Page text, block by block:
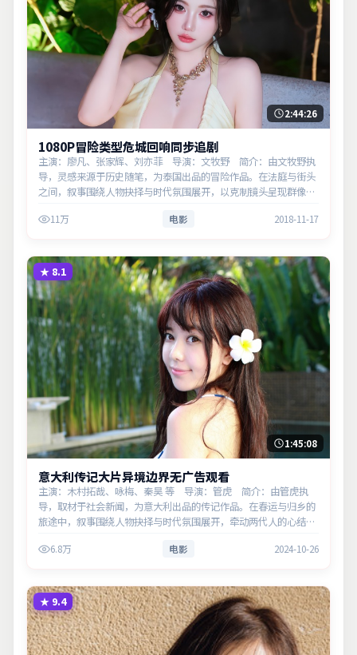
2:44:26
1080P冒险类型危城回响同步追剧
主演：廖凡、张家辉、刘亦菲 导演：文牧野 简介：由文牧野执
导，灵感来源于历史随笔，为泰国出品的冒险作品。在法庭与街头
之间，叙事围绕人物抉择与时代氛围展开，以克制镜头呈现群像张
11万 电影 2018-11-17
★ 8.1
1:45:08
意大利传记大片异境边界无广告观看
主演：木村拓哉、咏梅、秦昊 等 导演：管虎 简介：由管虎执
导，取材于社会新闻，为意大利出品的传记作品。在春运与归乡的
旅途中，叙事围绕人物抉择与时代氛围展开，牵动两代人的心结与
6.8万 电影 2024-10-26
★ 9.4